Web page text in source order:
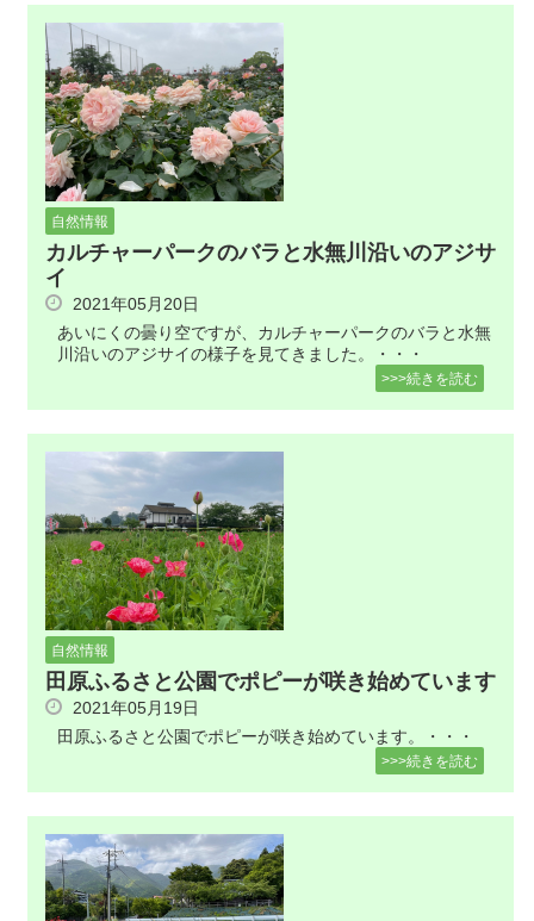
自然情報
カルチャーパークのバラと水無川沿いのアジサ
イ
2021年05月20日
あいにくの曇り空ですが、カルチャーパークのバラと水無
川沿いのアジサイの様子を見てきました。・・・
>>>続きを読む
自然情報
田原ふるさと公園でポピーが咲き始めています
2021年05月19日
田原ふるさと公園でポピーが咲き始めています。・・・
>>>続きを読む